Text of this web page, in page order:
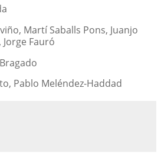
Martí Saballs Pons, Juanjo
Fauró
Pablo Meléndez-Haddad